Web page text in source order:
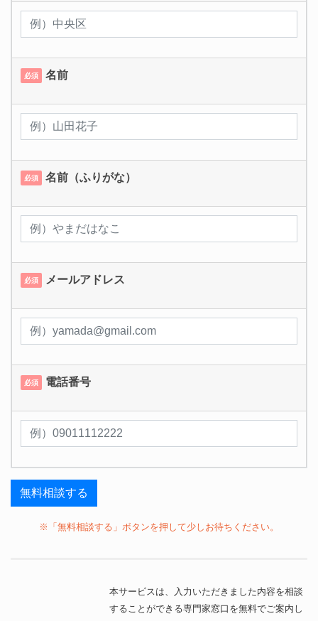
必須 名前
必須 名前（ふりがな）
必須 メールアドレス
必須 電話番号
※「無料相談する」ボタンを押して少しお待ちください。
本サービスは、入力いただきました内容を相談
することができる専門家窓口を無料でご案内し